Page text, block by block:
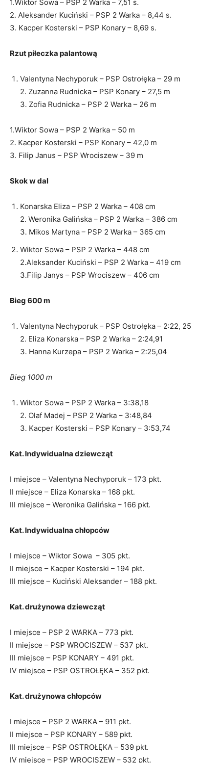
1.Wiktor Sowa – PSP 2 Warka – 7,51 s.
2. Aleksander Kuciński – PSP 2 Warka – 8,44 s.
3. Kacper Kosterski – PSP Konary – 8,69 s.
Rzut piłeczka palantową
Valentyna Nechyporuk – PSP Ostrołęka – 29 m
2. Zuzanna Rudnicka – PSP Konary – 27,5 m
3. Zofia Rudnicka – PSP 2 Warka – 26 m
1.Wiktor Sowa – PSP 2 Warka – 50 m
2. Kacper Kosterski – PSP Konary – 42,0 m
3. Filip Janus – PSP Wrociszew – 39 m
Skok w dal
Konarska Eliza – PSP 2 Warka – 408 cm
2. Weronika Galińska – PSP 2 Warka – 386 cm
3. Mikos Martyna – PSP 2 Warka – 365 cm
Wiktor Sowa – PSP 2 Warka – 448 cm
2.Aleksander Kuciński – PSP 2 Warka – 419 cm
3.Filip Janys – PSP Wrociszew – 406 cm
Bieg 600 m
Valentyna Nechyporuk – PSP Ostrołęka – 2:22, 25
2. Eliza Konarska – PSP 2 Warka – 2:24,91
3. Hanna Kurzepa – PSP 2 Warka – 2:25,04
Bieg 1000 m
Wiktor Sowa – PSP 2 Warka – 3:38,18
2. Olaf Madej – PSP 2 Warka – 3:48,84
3. Kacper Kosterski – PSP Konary – 3:53,74
Kat. Indywidualna dziewcząt
I miejsce – Valentyna Nechyporuk – 173 pkt.
II miejsce – Eliza Konarska – 168 pkt.
III miejsce – Weronika Galińska – 166 pkt.
Kat. Indywidualna chłopców
I miejsce – Wiktor Sowa – 305 pkt.
II miejsce – Kacper Kosterski – 194 pkt.
III miejsce – Kuciński Aleksander – 188 pkt.
Kat. drużynowa dziewcząt
I miejsce – PSP 2 WARKA – 773 pkt.
II miejsce – PSP WROCISZEW – 537 pkt.
III miejsce – PSP KONARY – 491 pkt.
IV miejsce – PSP OSTROŁĘKA – 352 pkt.
Kat. drużynowa chłopców
I miejsce – PSP 2 WARKA – 911 pkt.
II miejsce – PSP KONARY – 589 pkt.
III miejsce – PSP OSTROŁĘKA – 539 pkt.
IV miejsce – PSP WROCISZEW – 532 pkt.